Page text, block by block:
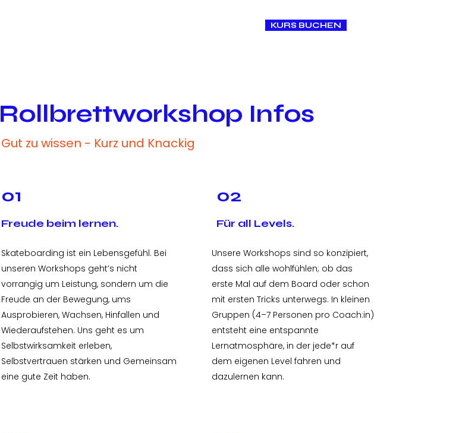
KURS BUCHEN
Rollbrettworkshop Infos
Gut zu wissen - Kurz und Knackig
01
Freude beim lernen.
Skateboarding ist ein Lebensgefühl. Bei
unseren Workshops geht’s nicht
vorrangig um Leistung, sondern um die
Freude an der Bewegung, ums
Ausprobieren, Wachsen, Hinfallen und
Wiederaufstehen. Uns geht es um
Selbstwirksamkeit erleben,
Selbstvertrauen stärken und Gemeinsam
eine gute Zeit haben.
02
Für all Levels.
Unsere Workshops sind so konzipiert,
dass sich alle wohlfühlen; ob das
erste Mal auf dem Board oder schon
mit ersten Tricks unterwegs. In kleinen
Gruppen (4–7 Personen pro Coach:in)
entsteht eine entspannte
Lernatmosphäre, in der jede*r auf
dem eigenen Level fahren und
dazulernen kann.